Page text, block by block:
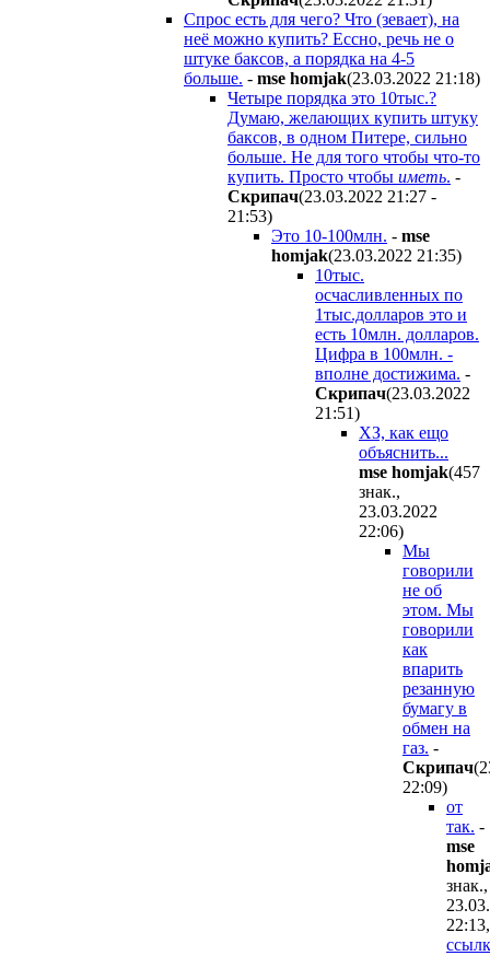
Спрос есть для чего? Что (зевает), на
неё можно купить? Ессно, речь не о
штуке баксов, а порядка на 4-5
больше. - mse homjak(23.03.2022 21:18)
Четыре порядка это 10тыс.?
Думаю, желающих купить штуку
баксов, в одном Питере, сильно
больше. Не для того чтобы что-то
купить. Просто чтобы иметь. -
Cкpипaч(23.03.2022 21:27 -
21:53)
Это 10-100млн. - mse
homjak(23.03.2022 21:35)
10тыс.
осчасливленных по
1тыс.долларов это и
есть 10млн. долларов.
Цифра в 100млн. -
вполне достижима. -
Cкpипaч(23.03.2022
21:51)
ХЗ, как ещо
объяснить...
mse homjak(457
знак.,
23.03.2022
22:06)
Мы
говорили
не об
этом. Мы
говорили
как
впарить
резанную
бумагу в
обмен на
газ. -
Cкpипaч
22:09)
от
так. -
mse
знак.,
22:13,